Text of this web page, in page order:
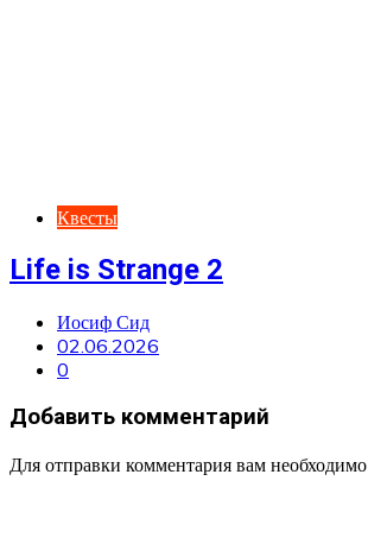
Квесты
Life is Strange 2
Иосиф Сид
02.06.2026
0
Добавить комментарий
Для отправки комментария вам необходимо